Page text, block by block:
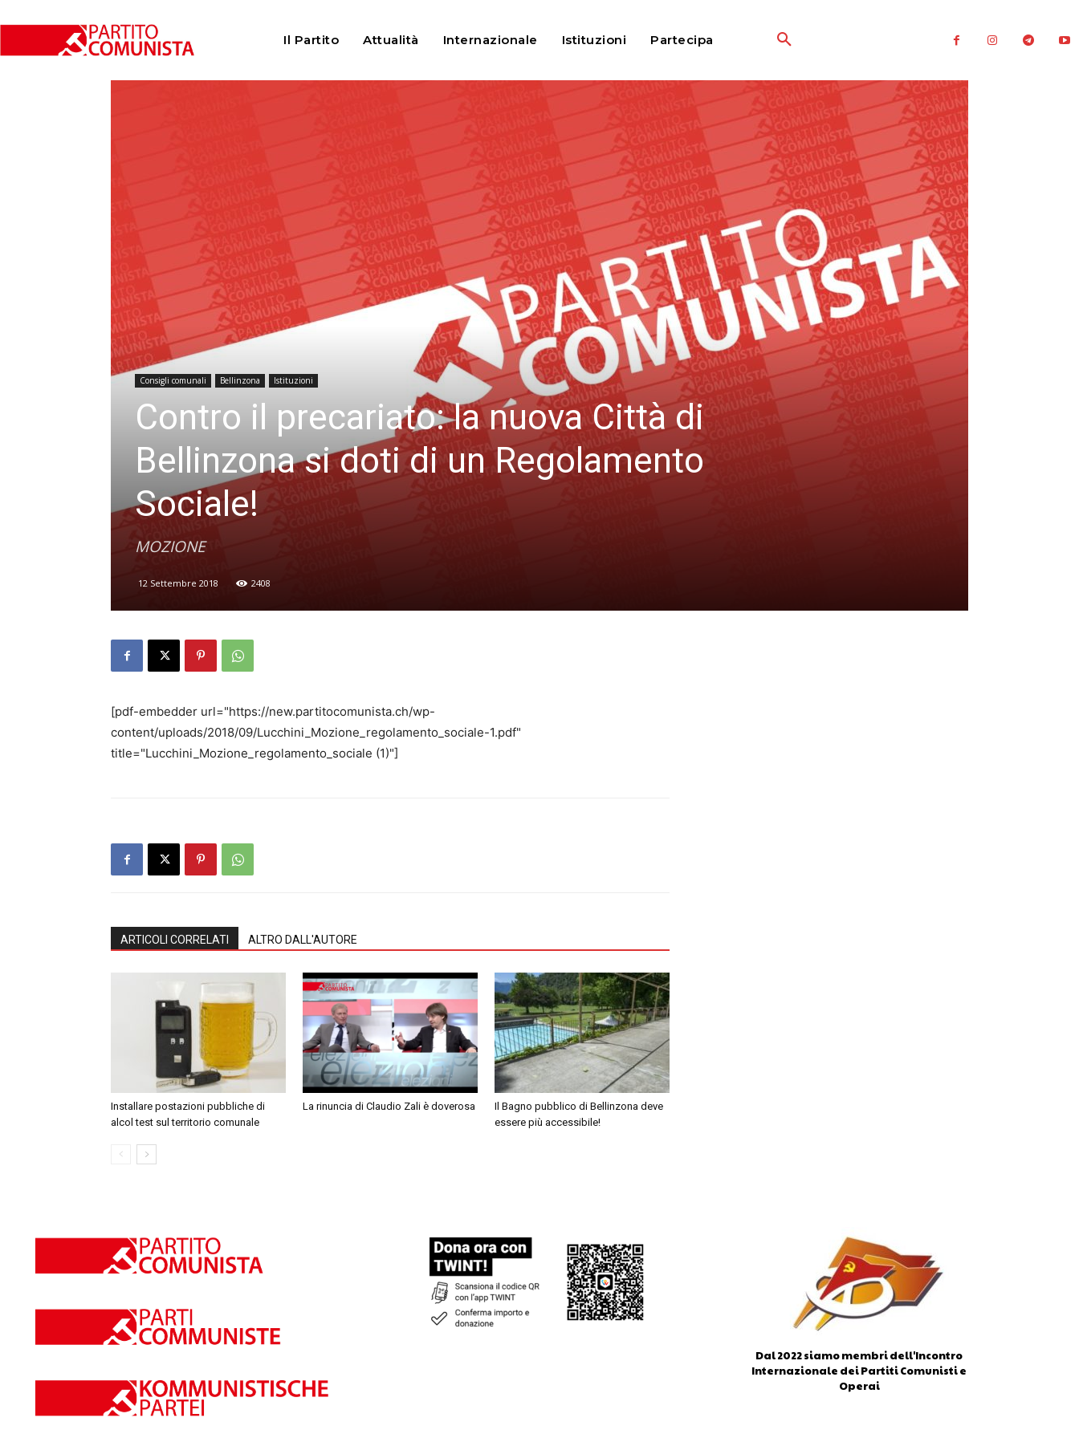
Il Partito Attualità Internazionale Istituzioni Partecipa
Consigli comunali Bellinzona Istituzioni
Contro il precariato: la nuova Città di
Bellinzona si doti di un Regolamento
Sociale!
MOZIONE
12 Settembre 2018 2408
[pdf-embedder url="https://new.partitocomunista.ch/wp-
content/uploads/2018/09/Lucchini_Mozione_regolamento_sociale-1.pdf"
title="Lucchini_Mozione_regolamento_sociale (1)"]
ARTICOLI CORRELATI ALTRO DALL'AUTORE
Installare postazioni pubbliche di
alcol test sul territorio comunale
La rinuncia di Claudio Zali è doverosa
Il Bagno pubblico di Bellinzona deve
essere più accessibile!
Dal 2022 siamo membri dell'Incontro
Internazionale dei Partiti Comunisti e
Operai